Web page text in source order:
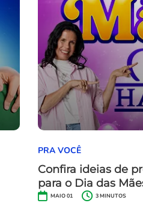
PRA VOCÊ
Confira ideias de
para o Dia das
MAIO 01 3MINUTOS